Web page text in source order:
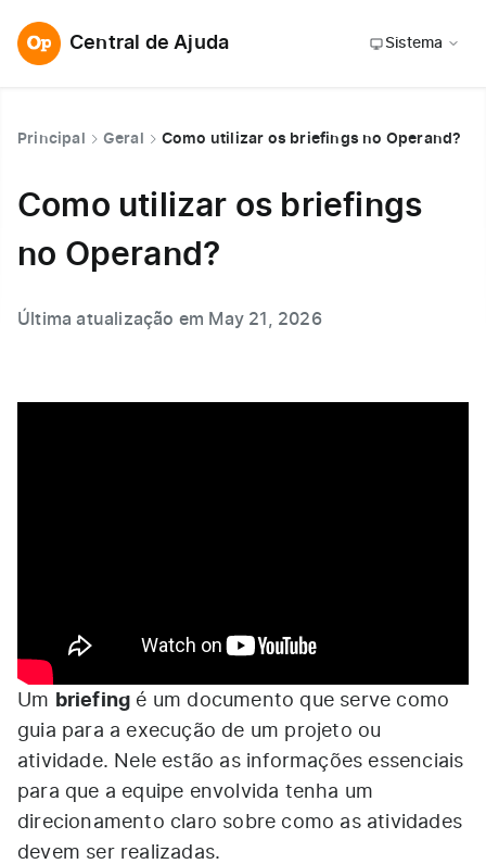
Central de Ajuda Sistema
Principal Geral Como utilizar os briefings no Operand?
Como utilizar os briefings
no Operand?
Última atualização em May 21, 2026
Um briefing é um documento que serve como
guia para a execução de um projeto ou
atividade. Nele estão as informações essenciais
para que a equipe envolvida tenha um
direcionamento claro sobre como as atividades
devem ser realizadas.